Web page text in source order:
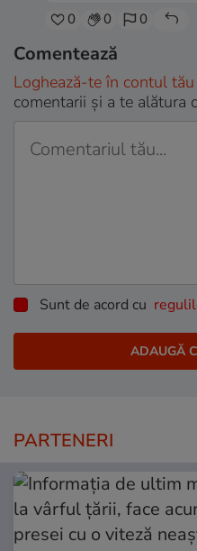
0 0 0
Comentează
Loghează-te în contul tău
comentarii și a te alătura
Sunt de acord cu
PARTENERI